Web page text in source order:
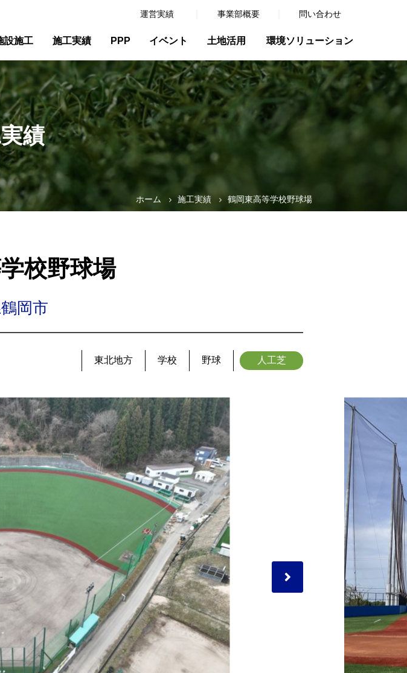
運営実績 事業部概要 問い合わせ
設施工 施工実績 PPP イベント 土地活用 環境ソリューション
績
ホーム 施工実績 鶴岡東高等学校野球場
校野球場
岡市
東北地方 学校 野球 人工芝